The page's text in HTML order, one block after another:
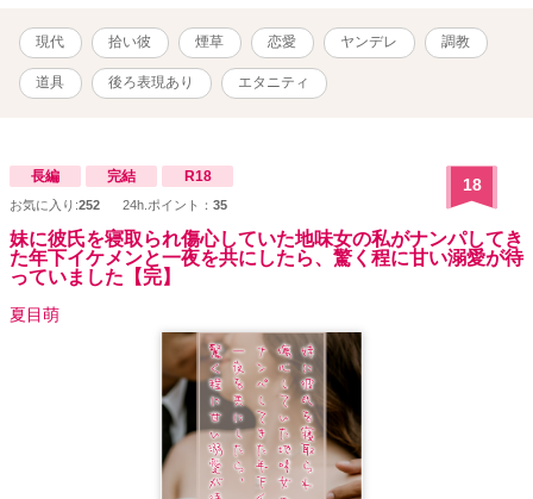
現代 拾い彼 煙草 恋愛 ヤンデレ 調教
道具 後ろ表現あり エタニティ
長編 完結 R18
お気に入り:252 24h.ポイント： 35
18
妹に彼氏を寝取られ傷心していた地味女の私がナンパしてき
た年下イケメンと一夜を共にしたら、驚く程に甘い溺愛が待
っていました【完】
夏目萌